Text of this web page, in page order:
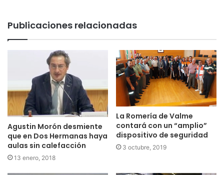
Publicaciones relacionadas
Agustin Morón desmiente
que en Dos Hermanas haya
aulas sin calefacción
13 enero, 2018
La Romería de Valme
contará con un “amplio”
dispositivo de seguridad
3 octubre, 2019